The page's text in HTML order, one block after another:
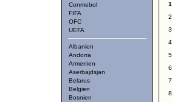
Conmebol
FIFA
OFC
UEFA
Albanien
Andorra
Armenien
Aserbajdsjan
Belarus
Belgien
Bosnien
1
2
3
4
5
6
7
8